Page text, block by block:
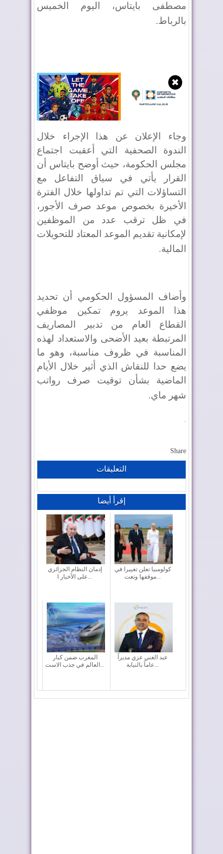
مصطفى بايتاس، اليوم الخميس
بالرباط.
✖
وجاء الإعلان عن هذا الإجراء خلال
الندوة الصحفية التي أعقبت اجتماع
مجلس الحكومة، حيث أوضح بايتاس أن
القرار يأتي في سياق التفاعل مع
التساؤلات التي تم تداولها خلال الفترة
الأخيرة بخصوص موعد صرف الأجور،
في ظل ترقب عدد من الموظفين
لإمكانية تقديم الموعد المعتاد للتحويلات
المالية.
وأضاف المسؤول الحكومي أن تحديد
هذا الموعد يروم تمكين موظفي
القطاع العام من تدبير المصاريف
المرتبطة بعيد الأضحى والاستعداد لهذه
المناسبة في ظروف مناسبة، وهو ما
يضع حدا للنقاش الذي أثير خلال الأيام
الماضية بشأن توقيت صرف رواتب
شهر ماي.
Share
التعليقات
إقرأ أيضا
إدمان النظام الجزائري
كولومبيا تعلن تغييرا في
المغرب ضمن كبار
عبد الغني عزي مديراً